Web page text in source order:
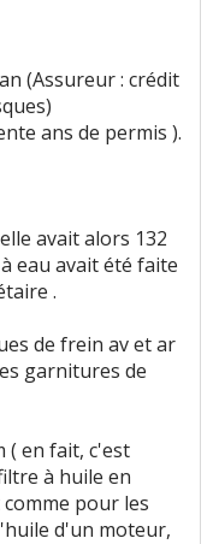
longueur des
pas
pas
14n'aiment pas
(Assureur : crédit
ans de permis ).
avait alors 132
eau avait été faite
.
de frein av et ar
garnitures de
( en fait, c'est
à huile en
pour les
d'un moteur,